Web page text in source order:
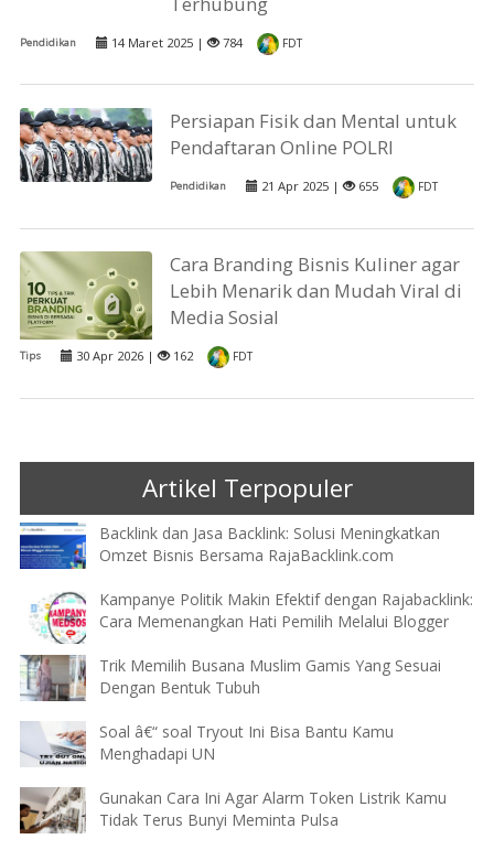
Pendidikan 14 Maret 2025 | 784 FDT
Persiapan Fisik dan Mental untuk
Pendaftaran Online POLRI
Pendidikan 21 Apr 2025 | 655 FDT
Cara Branding Bisnis Kuliner agar
Lebih Menarik dan Mudah Viral di
Media Sosial
Tips 30 Apr 2026 | 162 FDT
Artikel Terpopuler
Backlink dan Jasa Backlink: Solusi Meningkatkan
Omzet Bisnis Bersama RajaBacklink.com
Kampanye Politik Makin Efektif dengan Rajabacklink:
Cara Memenangkan Hati Pemilih Melalui Blogger
Trik Memilih Busana Muslim Gamis Yang Sesuai
Dengan Bentuk Tubuh
Soal â€“ soal Tryout Ini Bisa Bantu Kamu
Menghadapi UN
Gunakan Cara Ini Agar Alarm Token Listrik Kamu
Tidak Terus Bunyi Meminta Pulsa